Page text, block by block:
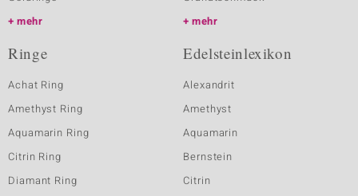
mehr
mehr
Ringe
Achat Ring
Amethyst Ring
Aquamarin Ring
Citrin Ring
Diamant Ring
Edelsteinlexikon
Alexandrit
Amethyst
Aquamarin
Bernstein
Citrin